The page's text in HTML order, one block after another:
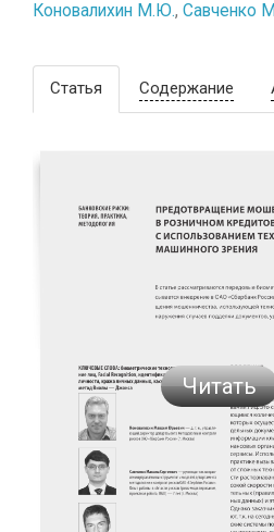
Коновалихин М.Ю., Савченко
Статья Содержание
Читать